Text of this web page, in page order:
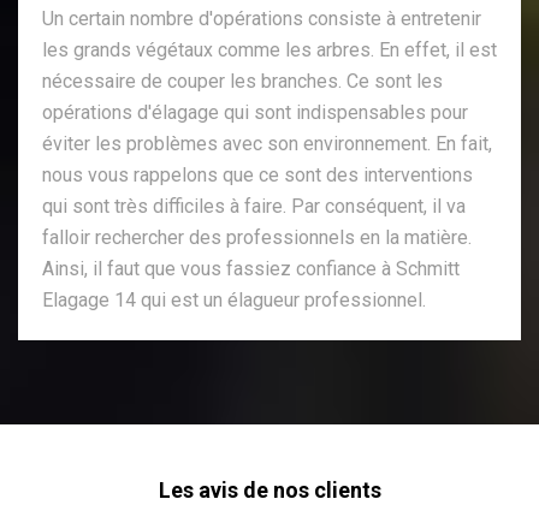
Un certain nombre d'opérations consiste à entretenir
les grands végétaux comme les arbres. En effet, il est
nécessaire de couper les branches. Ce sont les
opérations d'élagage qui sont indispensables pour
éviter les problèmes avec son environnement. En fait,
nous vous rappelons que ce sont des interventions
qui sont très difficiles à faire. Par conséquent, il va
falloir rechercher des professionnels en la matière.
Ainsi, il faut que vous fassiez confiance à Schmitt
Elagage 14 qui est un élagueur professionnel.
Les avis de nos clients